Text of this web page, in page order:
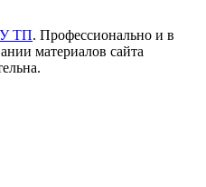
ТП. Профессионально и в
материалов сайта